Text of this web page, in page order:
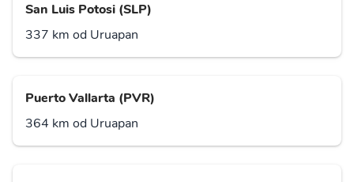
San Luis Potosi (SLP)
337 km od Uruapan
Puerto Vallarta (PVR)
364 km od Uruapan